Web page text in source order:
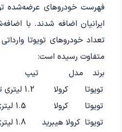
فهرست خودروهای عرضه‌شده
ایرانیان اضافه شدند. با
متفاوت رسیده است:
برند مدل تیپ
تویوتا
کرولا 1.2 لیتری توربو
تویوتا
کرولا 1.5 لیتری
تویوتا کرولا هیبرید 1.8 لیتری